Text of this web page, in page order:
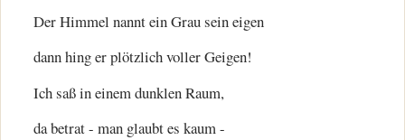
Der Himmel nannt ein Grau sein eigen
dann hing er plötzlich voller Geigen!
Ich saß in einem dunklen Raum,
da betrat - man glaubt es kaum -